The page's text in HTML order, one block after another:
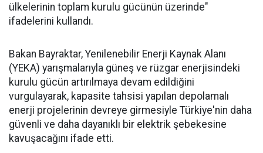
ülkelerinin toplam kurulu gücünün üzerinde"
ifadelerini kullandı.
Bakan Bayraktar, Yenilenebilir Enerji Kaynak Alanı
(YEKA) yarışmalarıyla güneş ve rüzgar enerjisindeki
kurulu gücün artırılmaya devam edildiğini
vurgulayarak, kapasite tahsisi yapılan depolamalı
enerji projelerinin devreye girmesiyle Türkiye'nin daha
güvenli ve daha dayanıklı bir elektrik şebekesine
kavuşacağını ifade etti.